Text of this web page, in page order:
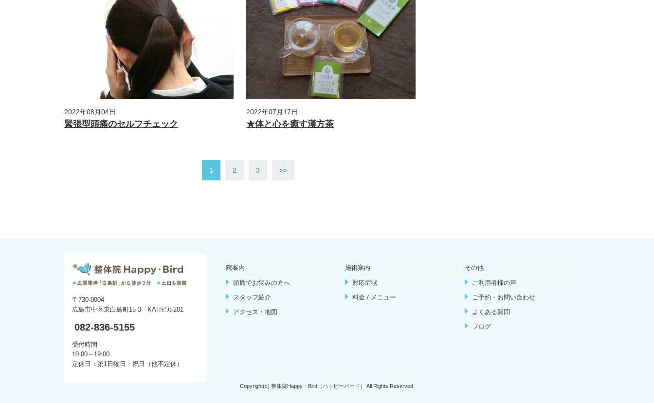
2022年08月04日
緊張型頭痛のセルフチェック
2022年07月17日
★体と心を癒す漢方茶
1 2 3 >>
〒730-0004
広島市中区東白島町15-3 KAHビル201
082-836-5155
受付時間
10:00～19:00
定休日：第1日曜日・祝日（他不定休）
院案内
頭痛でお悩みの方へ
スタッフ紹介
アクセス・地図
施術案内
対応症状
料金 / メニュー
その他
ご利用者様の声
ご予約・お問い合わせ
よくある質問
ブログ
Copyright(c) 整体院Happy・Bird（ハッピーバード） All Rights Reserved.